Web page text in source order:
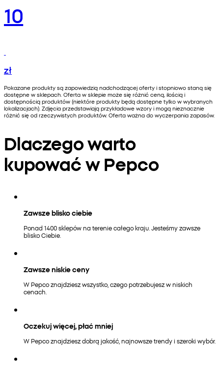
10
zł
Pokazane produkty są zapowiedzią nadchodzącej oferty i stopniowo staną się
dostępne w sklepach. Oferta w sklepie może się różnić ceną, ilością i
dostępnością produktów (niektóre produkty będą dostępne tylko w wybranych
lokalizacjach). Zdjęcia przedstawiają przykładowe wzory i mogą nieznacznie
różnić się od rzeczywistych produktów. Oferta ważna do wyczerpania zapasów.
Dlaczego warto
kupować w Pepco
Zawsze blisko ciebie
Ponad 1400 sklepów na terenie całego kraju. Jesteśmy zawsze
blisko Ciebie.
Zawsze niskie ceny
W Pepco znajdziesz wszystko, czego potrzebujesz w niskich
cenach.
Oczekuj więcej, płać mniej
W Pepco znajdziesz dobrą jakość, najnowsze trendy i szeroki wybór.